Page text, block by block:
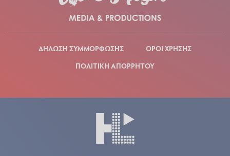
ΔΗΛΩΣΗ ΣΥΜΜΟΡΦΩΣΗΣ
ΟΡΟΙ ΧΡΗΣΗΣ
ΠΟΛΙΤΙΚΗ ΑΠΟΡΡΗΤΟΥ